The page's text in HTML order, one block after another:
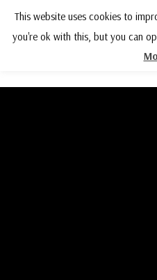
This website uses cookies to
you're ok with this, but you can